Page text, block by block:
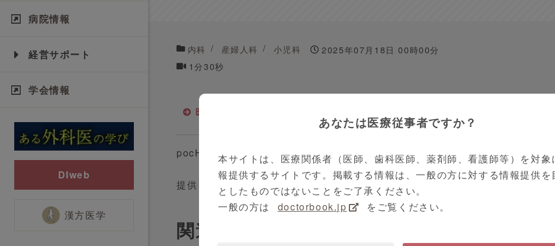
病院情報
経営サポート
学会情報
DIweb
漢方医学
内科 産婦人科 小児科
2025年07月18日 00時00分
1分30秒
医療機器・その他
pocH-120の製品詳細について動画でご説明しています。
提供：シスメックス株式会社
関連医療機器・その他
あなたは医療従事者ですか？
本サイトは、医療関係者（医師、歯科医師、薬剤師、看護師等）を対象
報提供するサイトです。掲載する情報は、一般の方に対する情報提供を
としたものではないことをご了承ください。
一般の方は
doctorbook.jp をご覧ください。